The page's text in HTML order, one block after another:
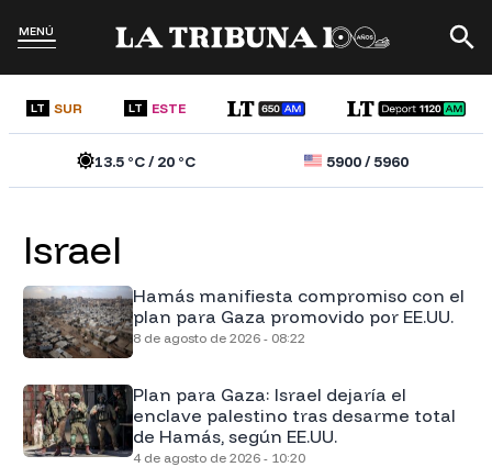
MENÚ
LT SUR LT ESTE
13.5 °C /20 °C 5900/5960
Israel
Hamás manifiesta compromiso con el
plan para Gaza promovido por EE.UU.
8 de agosto de 2026 - 08:22
Plan para Gaza: Israel dejaría el
enclave palestino tras desarme total
de Hamás, según EE.UU.
4 de agosto de 2026 - 10:20